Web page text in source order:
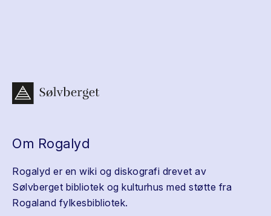
Om Rogalyd
Rogalyd er en wiki og diskografi drevet av
Sølvberget bibliotek og kulturhus med støtte fra
Rogaland fylkesbibliotek.